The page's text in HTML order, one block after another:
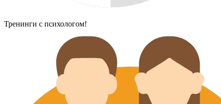
Тренинги с психологом!